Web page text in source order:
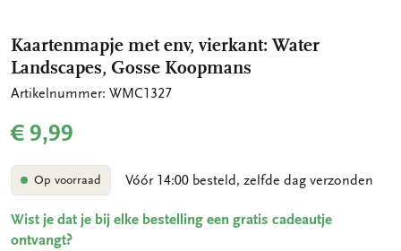
Kaartenmapje met env, vierkant: Water
Landscapes, Gosse Koopmans
Artikelnummer: WMC1327
€ 9,99
Op voorraad Vóór 14:00 besteld, zelfde dag verzonden
Wist je dat je bij elke bestelling een gratis cadeautje
ontvangt?